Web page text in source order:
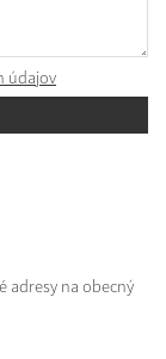
údajov
adresy na obecný